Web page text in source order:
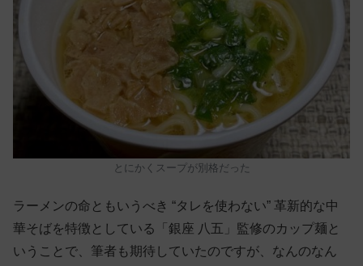
とにかくスープが別格だった
ラーメンの命ともいうべき “タレを使わない” 革新的な中
華そばを特徴としている「銀座 八五」監修のカップ麺と
いうことで、筆者も期待していたのですが、なんのなん